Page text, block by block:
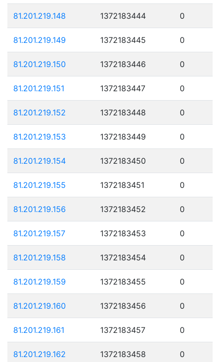
81.201.219.148 1372183444 0
81.201.219.149 1372183445 0
81.201.219.150 1372183446 0
81.201.219.151 1372183447 0
81.201.219.152 1372183448 0
81.201.219.153 1372183449 0
81.201.219.154 1372183450 0
81.201.219.155 1372183451 0
81.201.219.156 1372183452 0
81.201.219.157 1372183453 0
81.201.219.158 1372183454 0
81.201.219.159 1372183455 0
81.201.219.160 1372183456 0
81.201.219.161 1372183457 0
81.201.219.162 1372183458 0